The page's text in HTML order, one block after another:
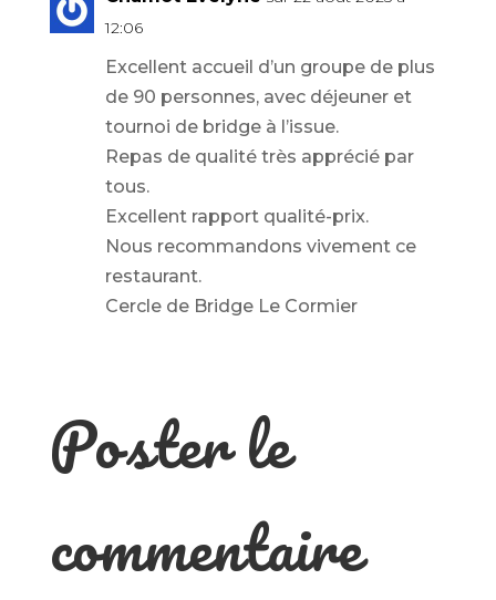
12:06
Excellent accueil d’un groupe de plus
de 90 personnes, avec déjeuner et
tournoi de bridge à l’issue.
Repas de qualité très apprécié par
tous.
Excellent rapport qualité-prix.
Nous recommandons vivement ce
restaurant.
Cercle de Bridge Le Cormier
Poster le
commentaire